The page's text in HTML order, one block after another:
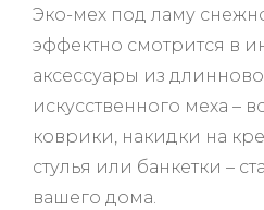
Эко-мех под ламу
эффектно смотрится в
аксессуары из
искусственного меха –
коврики, накидки на
стулья или банкетки –
вашего дома.